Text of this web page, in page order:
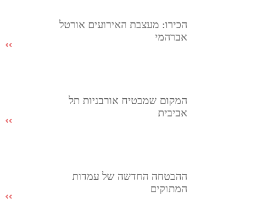
הכירו: מעצבת האירועים אורטל
אברהמי
המקום שמבטיח אורבניות תל
אביבית
ההבטחה החדשה של עמדות
המתוקים